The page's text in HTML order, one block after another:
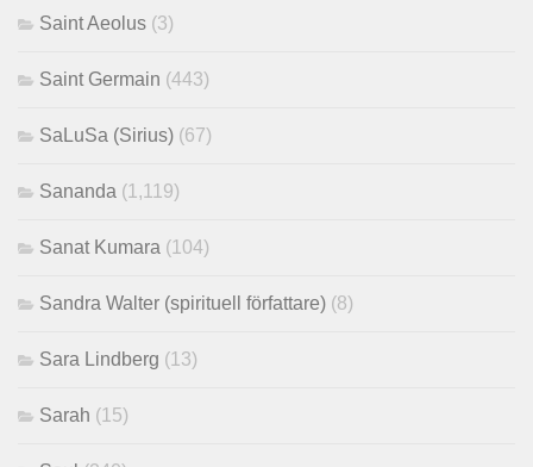
Saint Aeolus (3)
Saint Germain (443)
SaLuSa (Sirius) (67)
Sananda (1,119)
Sanat Kumara (104)
Sandra Walter (spirituell författare) (8)
Sara Lindberg (13)
Sarah (15)